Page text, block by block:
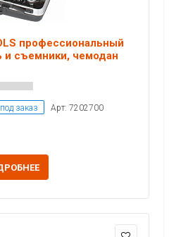
профессиональный
и съемники, чемодан
заказ Арт: 7202700